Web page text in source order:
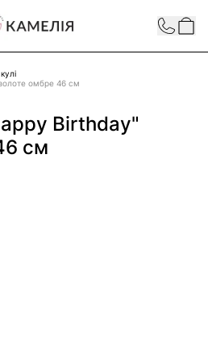
Contact
омбре 46 см
Birthday"
см